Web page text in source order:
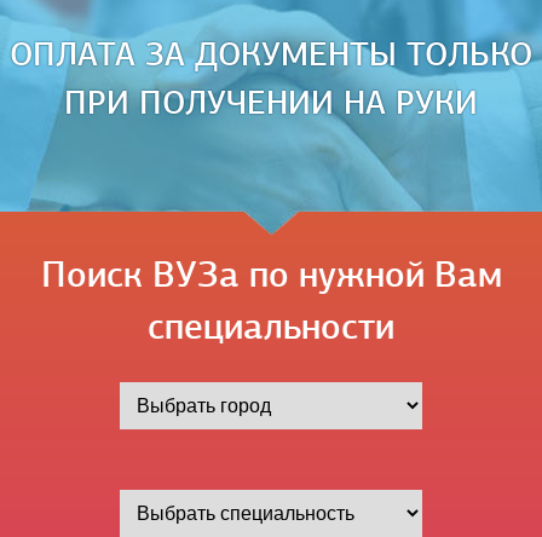
ОПЛАТА ЗА ДОКУМЕНТЫ ТОЛЬКО
ПРИ ПОЛУЧЕНИИ НА РУКИ
Поиск ВУЗа по нужной Вам
специальности